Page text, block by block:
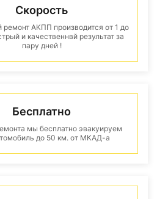
Скорость
ремонт АКПП производится от 1 до
и качественнвй результат за
пару дней !
Бесплатно
мы бесплатно эвакуируем
до 50 км. от МКАД-а